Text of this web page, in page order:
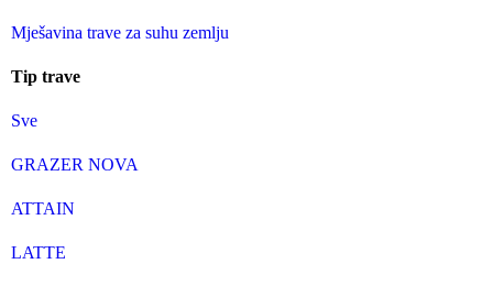
Mješavina trave za suhu zemlju
Tip trave
Sve
GRAZER NOVA
ATTAIN
LATTE